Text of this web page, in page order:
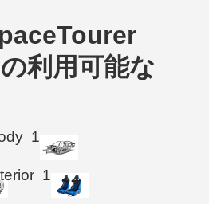
利用可能な
1
1